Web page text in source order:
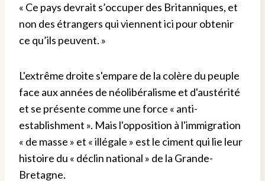
« Ce pays devrait s’occuper des Britanniques, et
non des étrangers qui viennent ici pour obtenir
ce qu’ils peuvent. »
L'extrême droite s'empare de la colère du peuple
face aux années de néolibéralisme et d'austérité
et se présente comme une force « anti-
establishment ». Mais l'opposition à l'immigration
« de masse » et « illégale » est le ciment qui lie leur
histoire du « déclin national » de la Grande-
Bretagne.